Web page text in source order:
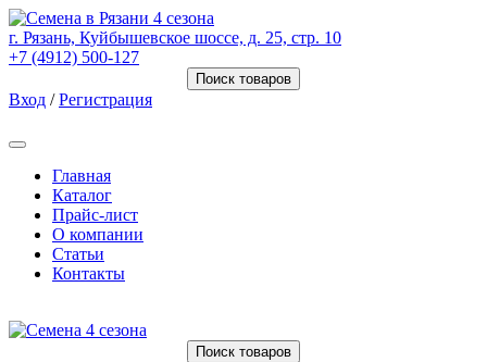
г. Рязань, Куйбышевское шоссе, д. 25, стр. 10
+7 (4912) 500-127
Поиск товаров
Вход /Регистрация
Главная
Каталог
Прайс-лист
О компании
Статьи
Контакты
Поиск товаров